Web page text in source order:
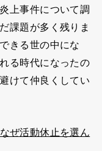
上事件について調
課題が多く残りま
きる世の中にな
る時代になったの
けて仲良くしてい
ぜ活動休止を選ん